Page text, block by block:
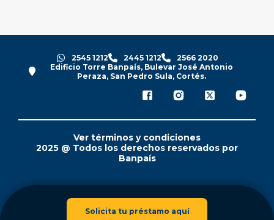
Solicita tu préstamo aquí
2545 1212 2445 1212
2566 2020
Edificio Torre Banpaís, Bulevar José Antonio
Peraza, San Pedro Sula, Cortés.
Ver términos y condiciones
2025 @ Todos los derechos reservados por
Banpaís